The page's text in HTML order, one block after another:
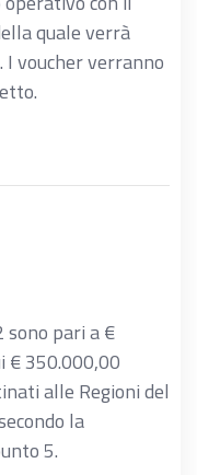
quale verrà
voucher verranno
sono pari a €
€ 350.000,00
alle Regioni del
la
5.